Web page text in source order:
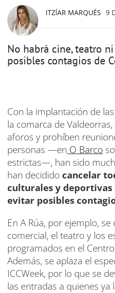
ITZÍAR MARQUÉS 9
No habrá cine, teatro
posibles contagios de
Con la implantación de
la comarca de
aforos y prohíben
personas —en O Barco
estrictas—, han sido
han decidido cancelar
culturales y
evitar posibles
En A Rúa, por ejemplo, se
comercial, el teatro y los
programados en el
Además, se aplaza el
ICCWeek, por lo que se
las entradas a quienes ya